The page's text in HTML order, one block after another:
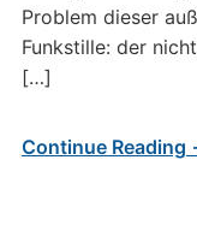
Problem dieser
Funkstille: der
[…]
Continue Reading